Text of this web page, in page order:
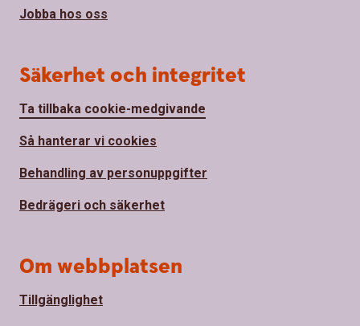
Jobba hos oss
Säkerhet och integritet
Ta tillbaka cookie-medgivande
Så hanterar vi cookies
Behandling av personuppgifter
Bedrägeri och säkerhet
Om webbplatsen
Tillgänglighet